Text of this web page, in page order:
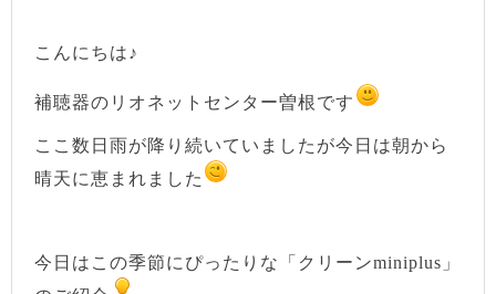
こんにちは♪
補聴器のリオネットセンター曽根です
ここ数日雨が降り続いていましたが今日は朝から
晴天に恵まれました
今日はこの季節にぴったりな「クリーンminiplus」